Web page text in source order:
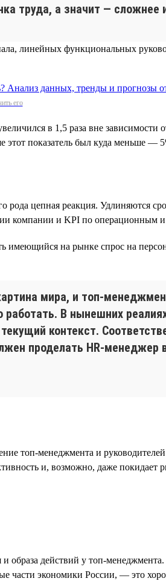
труда, а значит — сложнее
линейных функциональных
его
в 1,5 раза вне
этот показатель был куда меньше —
цепная реакция. Удлиняются
компании и KPI по операционным
имеющийся на рынке спрос на
мира, и топ-
В нынешних
контекст.
проделать HR-менеджер
топ-менеджмента и
и, возможно, даже покидает
действий у топ-
части экономики России, — это